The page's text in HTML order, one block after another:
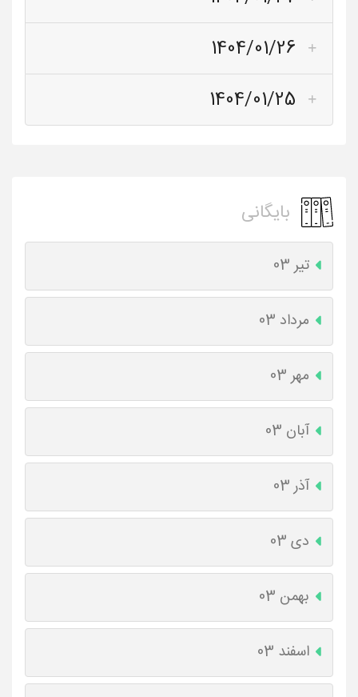
1404/01/26
1404/01/25
بایگانی
تیر 03
مرداد 03
مهر 03
آبان 03
آذر 03
دی 03
بهمن 03
اسفند 03